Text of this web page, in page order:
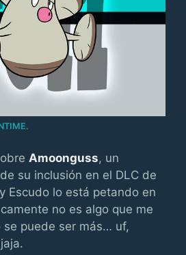
.
Amoonguss, un
su inclusión en el DLC de
Escudo lo está petando en
no es algo que me
se puede ser más… uf,